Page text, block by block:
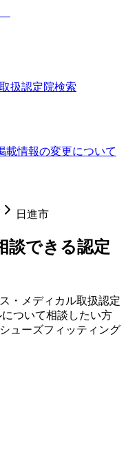
扱認定院検索
載情報の変更について
日進市
談できる認定
・メディカル取扱認定
ついて相談したい方
ューズフィッティング